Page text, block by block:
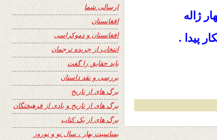
ژاله
پیدا .
ارسالی شما
افغانستان
افغانستان و دموکراسی
انتخاب از جریده ترجمان
باید حقایق را گفت
بررسی و نقد داستان
برگ های از تاریخ
برگ های از تاریخ و یادی از فرهیختگان
برگ های از یک کتاب
بمناسبت بهار ، سال نو و نوروز